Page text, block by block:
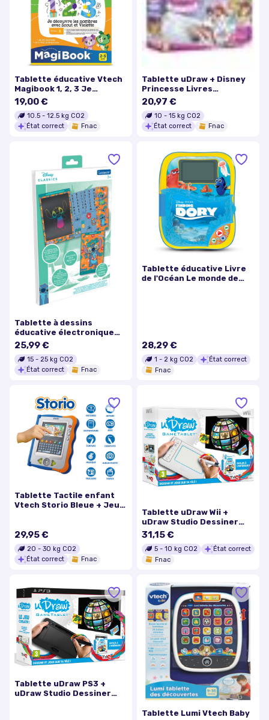
Tablette éducative Vtech
Magibook 1, 2, 3 Je
découvre les nombres
avec Scout et Violette
19,00 €
10.5 - 12.5 kg CO2
État correct
Fnac
Tablette uDraw + Disney
Princesse Livres
Enchantés
20,97 €
10 - 15 kg CO2
État correct
Fnac
Tablette à dessins
éducative électronique
avec pochoirs Lexibook
Stitch 28 cm
25,99 €
15 - 25 kg CO2
État correct
Fnac
Tablette éducative Livre
de l'Océan Le monde de
28,29 €
1 - 2 kg CO2
État correct
Fnac
Tablette Tactile enfant
Vtech Storio Bleue + Jeu
29,95 €
20 - 30 kg CO2
État correct
Fnac
Tablette uDraw Wii +
uDraw Studio Dessiner
Facilement
31,15 €
5 - 10 kg CO2
État correct
Fnac
Tablette uDraw PS3 +
uDraw Studio Dessiner
Tablette Lumi Vtech Baby